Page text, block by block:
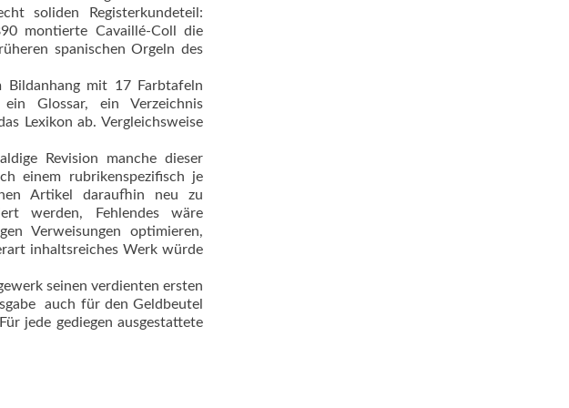
soliden Registerkundeteil:
montierte Cavaillé-Coll die
spanischen Orgeln des
Bildanhang mit 17 Farbtafeln
Glossar, ein Verzeichnis
Lexikon ab. Vergleichsweise
Revision manche dieser
einem rub­rikenspezifisch je
Artikel daraufhin neu zu
werden, Fehlendes wäre
Verweisungen optimieren,
inhaltsreiches Werk würde
seinen verdienten ersten
 auch für den Geldbeutel
jede gediegen ausgestattete